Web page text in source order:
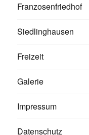
Franzosenfriedhof
Siedlinghausen
Freizeit
Galerie
Impressum
Datenschutz